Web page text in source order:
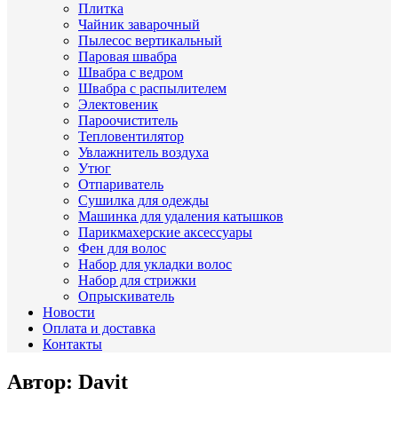
Плитка
Чайник заварочный
Пылесос вертикальный
Паровая швабра
Швабра с ведром
Швабра с распылителем
Электовеник
Пароочиститель
Тепловентилятор
Увлажнитель воздуха
Утюг
Отпариватель
Сушилка для одежды
Машинка для удаления катышков
Парикмахерские аксессуары
Фен для волос
Набор для укладки волос
Набор для стрижки
Опрыскиватель
Новости
Оплата и доставка
Контакты
Автор: Davit